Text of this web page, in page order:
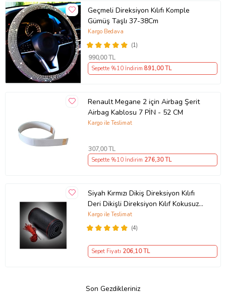
Geçmeli Direksiyon Kılıfı Komple
Gümüş Taşlı 37-38Cm
(1)
Kargo Bedava
990,00 TL
Sepette %10 İndirim 891,00 TL
Renault Megane 2 için Airbag Şerit
Airbag Kablosu 7 PİN - 52 CM
Kargo ile Teslimat
307,00 TL
Sepette %10 İndirim 276,30 TL
Siyah Kırmızı Dikiş Direksiyon Kılıfı
Deri Dikişli Direksiyon Kılıf Kokusuz
Kılıf
(4)
Kargo ile Teslimat
Sepet Fiyatı 206,10 TL
Son Gezdikleriniz